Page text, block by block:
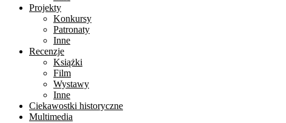
Projekty
Konkursy
Patronaty
Inne
Recenzje
Książki
Film
Wystawy
Inne
Ciekawostki historyczne
Multimedia